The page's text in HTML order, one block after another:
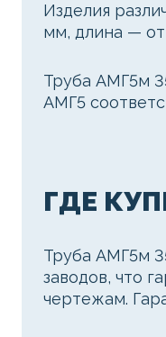
Изделия
мм, длина — от
Труба АМГ5м
АМГ5
ГДЕ
Труба АМГ5м
заводов, что
чертежам.